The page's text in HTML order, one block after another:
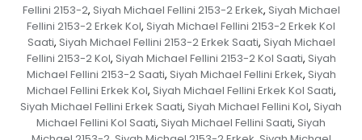
Fellini 2153-2, Siyah Michael Fellini 2153-2 Erkek, Siyah Michael
Fellini 2153-2 Erkek Kol, Siyah Michael Fellini 2153-2 Erkek Kol
Saati, Siyah Michael Fellini 2153-2 Erkek Saati, Siyah Michael
Fellini 2153-2 Kol, Siyah Michael Fellini 2153-2 Kol Saati, Siyah
Michael Fellini 2153-2 Saati, Siyah Michael Fellini Erkek, Siyah
Michael Fellini Erkek Kol, Siyah Michael Fellini Erkek Kol Saati,
Siyah Michael Fellini Erkek Saati, Siyah Michael Fellini Kol, Siyah
Michael Fellini Kol Saati, Siyah Michael Fellini Saati, Siyah